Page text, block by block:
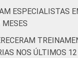
ESPECIALISTAS
NOS ÚLTIMOS